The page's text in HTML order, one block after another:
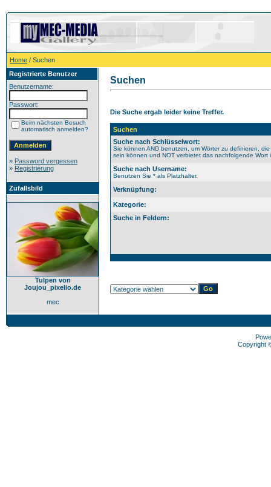
Home / Suchen
Registrierte Benutzer
Benutzername:
Passwort:
Beim nächsten Besuch
automatisch anmelden?
» Password vergessen
» Registrierung
Zufallsbild
Tulpen von
Joujou_pixelio.de
mec
Suchen
Die Suche ergab leider keine Treffer.
Suchen
Suche nach Schlüsselwort:
Sie können AND benutzen, um Wörter zu definieren,
sein können und NOT verbietet das nachfolgende Wort
Suche nach Username:
Benutzen Sie * als Platzhalter.
Verknüpfung:
Kategorie:
Suche in Feldern:
Copyright